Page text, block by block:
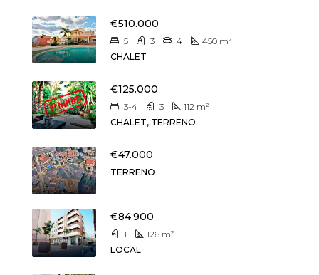
€510.000
5 3 4 450 m²
CHALET
€125.000
3-4 3 112 m²
CHALET, TERRENO
€47.000
TERRENO
€84.900
1 126 m²
LOCAL